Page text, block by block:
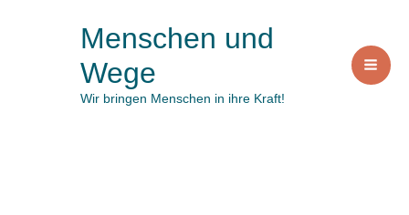
Menschen und
Wege
Wir bringen Menschen in ihre Kraft!